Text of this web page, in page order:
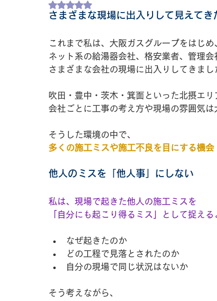
5つ星のうちNaNと評価されています。
さまざまな現場に出入りして見えてき
これまで私は、大阪ガスグループをはじ
ネット系の給湯器会社、格安業者、管理会
さまざまな会社の現場に出入りしてきまし
吹田・豊中・茨木・箕面といった北摂エリ
会社ごとに工事の考え方や現場の雰囲気
そうした環境の中で、
多くの施工ミスや施工不良を目にする機会
他人のミスを「他人事」にしない
私は、現場で起きた他人の施工ミスを
「自分にも起こり得るミス」として捉え
なぜ起きたのか
どの工程で見落とされたのか
自分の現場で同じ状況はないか
そう考えながら、